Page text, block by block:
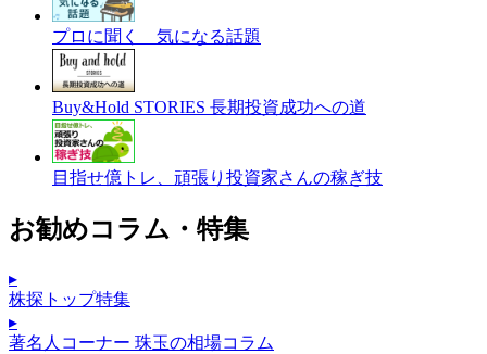
プロに聞く 気になる話題
Buy&Hold STORIES 長期投資成功への道
目指せ億トレ、頑張り投資家さんの稼ぎ技
お勧めコラム・特集
▸
株探トップ特集
▸
著名人コーナー 珠玉の相場コラム